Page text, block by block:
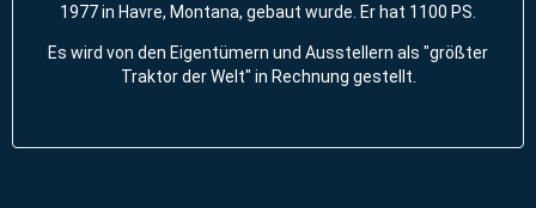
1977 in Havre, Montana, gebaut wurde. Er hat 1100 PS.
Es wird von den Eigentümern und Ausstellern als "größter
Traktor der Welt" in Rechnung gestellt.